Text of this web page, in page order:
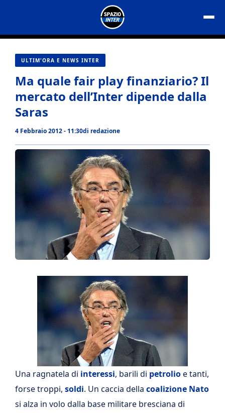
contenuto
ULTIM'ORA E NEWS INTER
Ma quale fair play finanziario? Il
mercato dell’Inter dipende dalla
Saras
4 Febbraio 2012 - 11:30di redazione
Una ragnatela di interessi, barili di petrolioe tanti,
forse troppi, soldi. Un caccia della coalizione Nato
si alza in volo dalla base militare bresciana di